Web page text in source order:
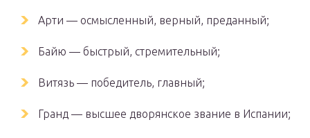
Арти — осмысленный, верный, преданный;
Байю — быстрый, стремительный;
Витязь — победитель, главный;
Гранд — высшее дворянское звание в Испании;